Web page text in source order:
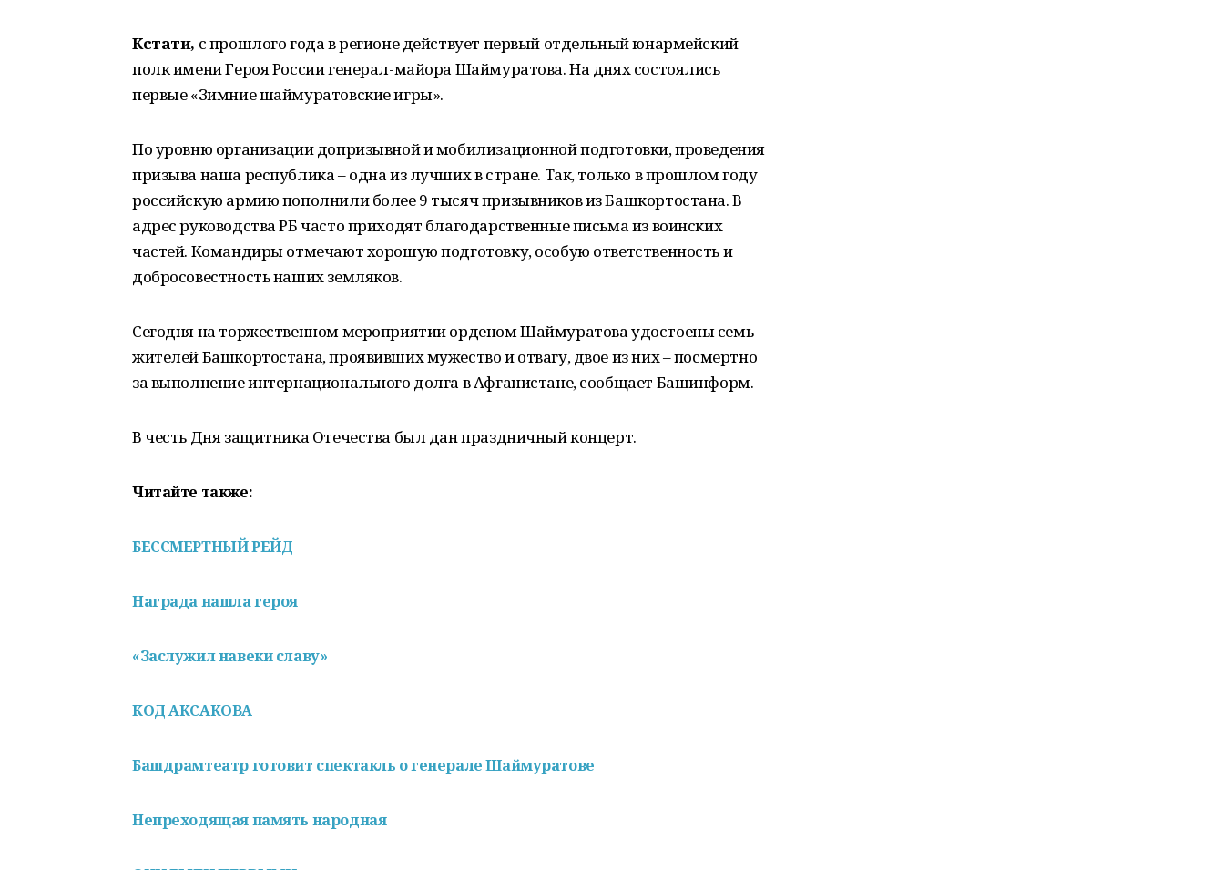
Кстати, с прошлого года в регионе действует первый отдельный юнармейский
полк имени Героя России генерал-майора Шаймуратова. На днях состоялись
первые «Зимние шаймуратовские игры».
По уровню организации допризывной и мобилизационной подготовки, проведения
призыва наша республика – одна из лучших в стране. Так, только в прошлом году
российскую армию пополнили более 9 тысяч призывников из Башкортостана. В
адрес руководства РБ часто приходят благодарственные письма из воинских
частей. Командиры отмечают хорошую подготовку, особую ответственность и
добросовестность наших земляков.
Сегодня на торжественном мероприятии орденом Шаймуратова удостоены семь
жителей Башкортостана, проявивших мужество и отвагу, двое из них – посмертно
за выполнение интернационального долга в Афганистане, сообщает Башинформ.
В честь Дня защитника Отечества был дан праздничный концерт.
Читайте также:
БЕССМЕРТНЫЙ РЕЙД
Награда нашла героя
«Заслужил навеки славу»
КОД АКСАКОВА
Башдрамтеатр готовит спектакль о генерале Шаймуратове
Непреходящая память народная